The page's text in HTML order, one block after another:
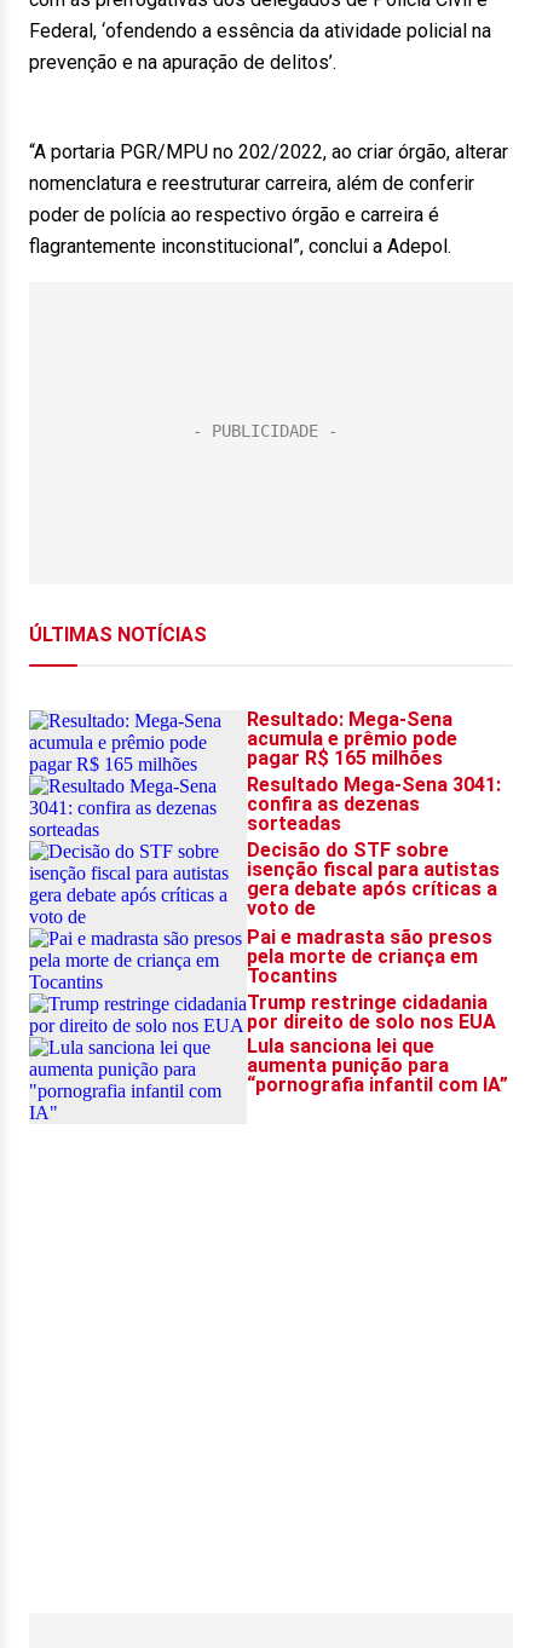
Federal, ‘ofendendo a essência da atividade policial na
prevenção e na apuração de delitos’.
“A portaria PGR/MPU no 202/2022, ao criar órgão, alterar
nomenclatura e reestruturar carreira, além de conferir
poder de polícia ao respectivo órgão e carreira é
flagrantemente inconstitucional”, conclui a Adepol.